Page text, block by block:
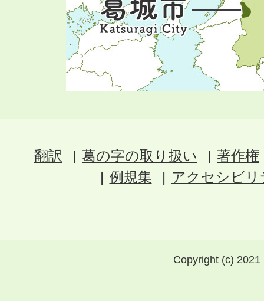
翻訳 葛の字の取り扱い
著作権
例規集
アクセシビ
Copyright (c)